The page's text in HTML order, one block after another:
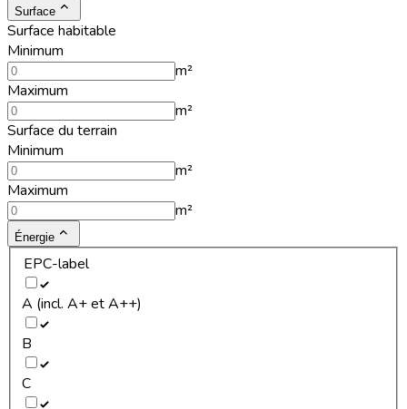
Surface
Surface habitable
Minimum
m²
Maximum
m²
Surface du terrain
Minimum
m²
Maximum
m²
Énergie
EPC-label
A (incl. A+ et A++)
B
C